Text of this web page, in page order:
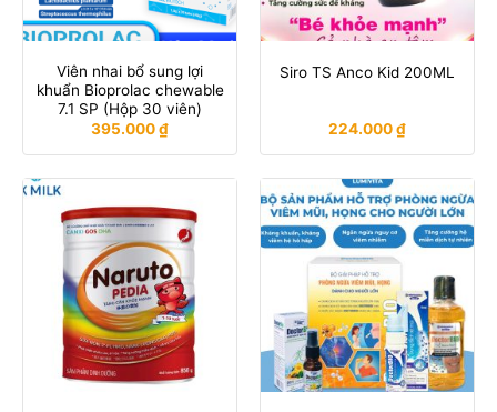
Viên nhai bổ sung lợi
khuẩn Bioprolac chewable
7.1 SP (Hộp 30 viên)
395.000₫
Siro TS Anco Kid 200ML
224.000₫